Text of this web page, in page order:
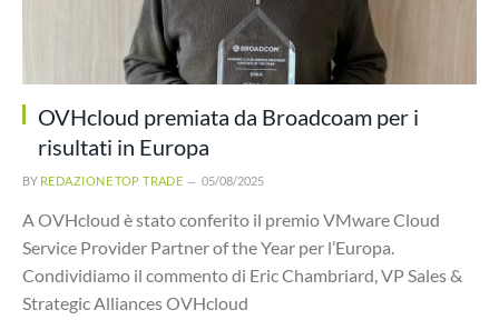
OVHcloud premiata da Broadcoam per i
risultati in Europa
BY REDAZIONE TOP TRADE 05/08/2025
A OVHcloud è stato conferito il premio VMware Cloud
Service Provider Partner of the Year per l’Europa.
Condividiamo il commento di Eric Chambriard, VP Sales &
Strategic Alliances OVHcloud